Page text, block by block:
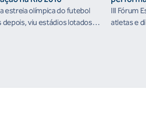
estreia olímpica do futebol
depois, viu estádios lotados
III Fórum
atletas e